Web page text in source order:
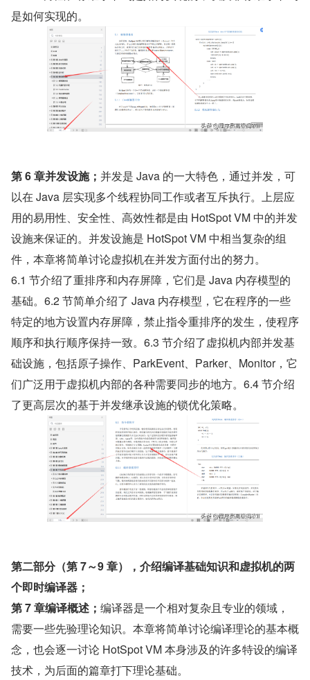
是如何实现的。
第 6 章并发设施； 并发是 Java 的一大特色，通过并发，可
以在 Java 层实现多个线程协同工作或者互斥执行。上层应
用的易用性、安全性、高效性都是由 HotSpot VM 中的并发
设施来保证的。并发设施是 HotSpot VM 中相当复杂的组
件，本章将简单讨论虚拟机在并发方面付出的努力。
6.1 节介绍了重排序和内存屏障，它们是 Java 内存模型的
基础。6.2 节简单介绍了 Java 内存模型，它在程序的一些
特定的地方设置内存屏障，禁止指令重排序的发生，使程序
顺序和执行顺序保持一致。6.3 节介绍了虚拟机内部并发基
础设施，包括原子操作、ParkEvent、Parker、Monitor，它
们广泛用于虚拟机内部的各种需要同步的地方。6.4 节介绍
了更高层次的基于并发继承设施的锁优化策略。
第二部分（第 7～9 章），介绍编译基础知识和虚拟机的两
个即时编译器；
第 7 章编译概述； 编译器是一个相对复杂且专业的领域，
需要一些先验理论知识。本章将简单讨论编译理论的基本概
念，也会逐一讨论 HotSpot VM 本身涉及的许多特设的编译
技术，为后面的篇章打下理论基础。